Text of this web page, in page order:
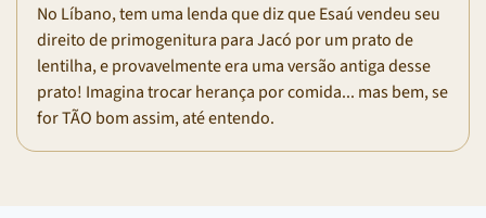
No Líbano, tem uma lenda que diz que Esaú vendeu seu
direito de primogenitura para Jacó por um prato de
lentilha, e provavelmente era uma versão antiga desse
prato! Imagina trocar herança por comida... mas bem, se
for TÃO bom assim, até entendo.